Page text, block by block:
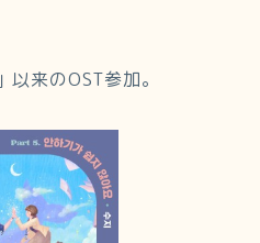
」以来のOST参加。